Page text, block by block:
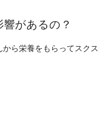
があるの？
ら栄養をもらって スクス